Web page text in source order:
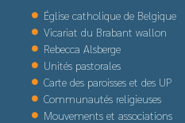
Église catholique de Belgique
Vicariat du Brabant wallon
Rebecca Alsberge
Unités pastorales
Carte des paroisses et des UP
Communautés religieuses
Mouvements et associations